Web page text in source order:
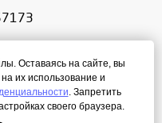
до 18:00
Оставаясь на сайте, вы
их использование и
. Запретить
своего браузера.